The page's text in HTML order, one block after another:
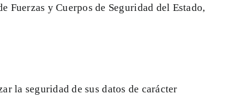
Fuerzas y Cuerpos de Seguridad del Estado,
la seguridad de sus datos de carácter